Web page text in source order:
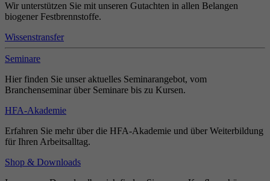
Wir unterstützen Sie mit unseren Gutachten in allen Belangen
biogener Festbrennstoffe.
Wissenstransfer
Seminare
Hier finden Sie unser aktuelles Seminarangebot, vom
Branchenseminar über Seminare bis zu Kursen.
HFA-Akademie
Erfahren Sie mehr über die HFA-Akademie und über Weiterbildung
für Ihren Arbeitsalltag.
Shop & Downloads